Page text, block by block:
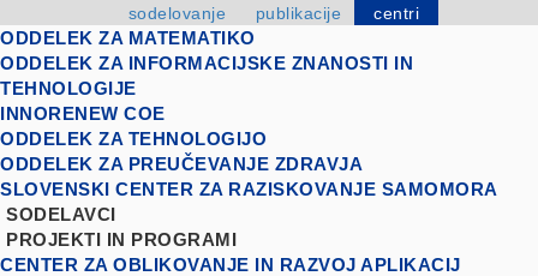
sodelovanje
publikacije
centri
ODDELEK ZA MATEMATIKO
ODDELEK ZA INFORMACIJSKE ZNANOSTI IN
TEHNOLOGIJE
INNORENEW COE
ODDELEK ZA TEHNOLOGIJO
ODDELEK ZA PREUČEVANJE ZDRAVJA
SLOVENSKI CENTER ZA RAZISKOVANJE SAMOMORA
SODELAVCI
PROJEKTI IN PROGRAMI
CENTER ZA OBLIKOVANJE IN RAZVOJ APLIKACIJ